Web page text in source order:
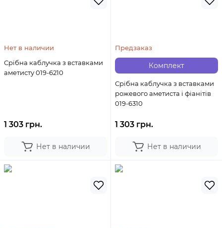
Нет в наличии
Срібна каблучка з вставками
аметисту 019-6210
1 303 грн.
Нет в наличии
Комплект
Предзаказ
Срібна каблучка з вставками
рожевого аметиста і фіанітів
019-6310
1 303 грн.
Нет в наличии